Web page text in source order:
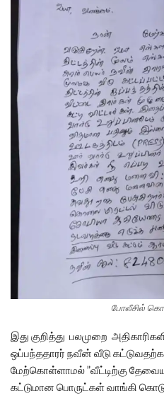
போலீசில்
இது குறித்து பலமுறை
ஒப்பந்ததாரர் நவீன் வீடு
மேற்கொள்ளாமல் ”வீட்டிற்கு
கட்டுமான பொருட்கள் வாங்கி